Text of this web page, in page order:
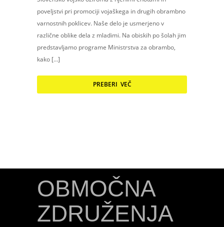
poveljstvi pri promociji vojaškega in drugih obrambno
varnostnih poklicev. Naše delo je usmerjeno v
različne oblike dela z mladimi. Na obiskih po šolah jim
predstavljamo programe Ministrstva za obrambo,
kako […]
PREBERI VEČ
OBMOČNA
ZDRUŽENJA